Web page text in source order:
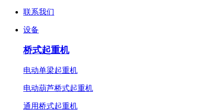
联系我们
设备
桥式起重机
电动单梁起重机
电动葫芦桥式起重机
通用桥式起重机